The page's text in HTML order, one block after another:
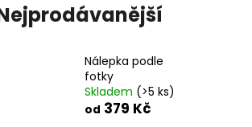
Nálepka podle
fotky
Skladem (>5 ks)
od 379 Kč
"RUKU V RUCE" 18X16,5CM